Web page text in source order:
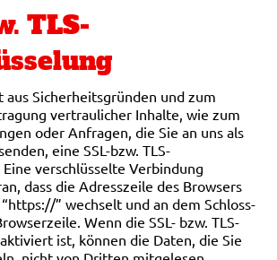
TLS-
aus Sicherheitsgründen und zum
vertraulicher Inhalte, wie zum
oder Anfragen, die Sie an uns als
eine SSL-bzw. TLS-
verschlüsselte Verbindung
dass die Adresszeile des Browsers
” wechselt und an dem Schloss-
Wenn die SSL- bzw. TLS-
ist, können die Daten, die Sie